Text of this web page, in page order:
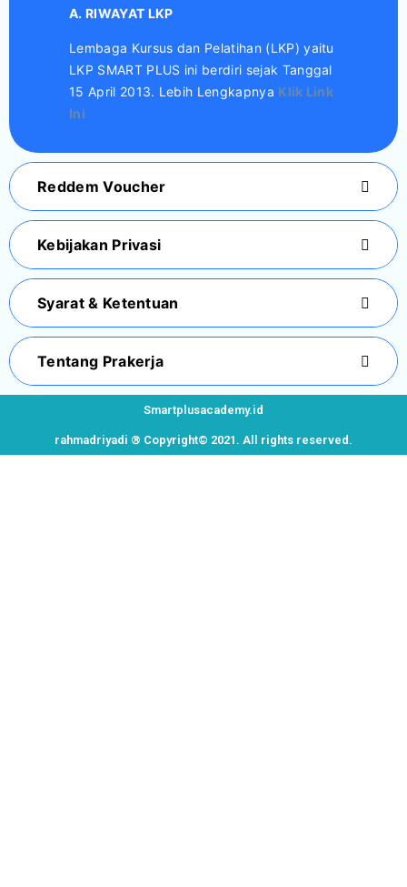
A. RIWAYAT LKP
Lembaga Kursus dan Pelatihan (LKP) yaitu
LKP SMART PLUS ini berdiri sejak Tanggal
15 April 2013. Lebih Lengkapnya Klik Link
Ini
Reddem Voucher
Kebijakan Privasi
Syarat & Ketentuan
Tentang Prakerja
Smartplusacademy.id
rahmadriyadi ® Copyright© 2021. All rights reserved.